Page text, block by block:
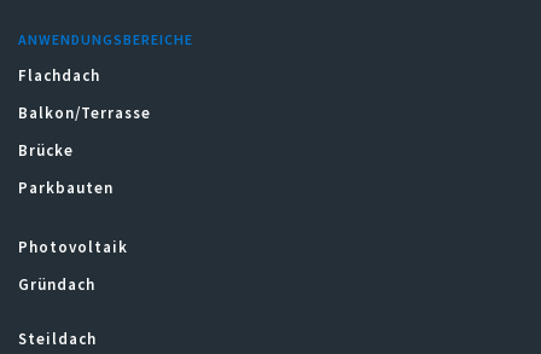
ANWENDUNGSBEREICHE
Flachdach
Balkon/Terrasse
Brücke
Parkbauten
Photovoltaik
Gründach
Steildach